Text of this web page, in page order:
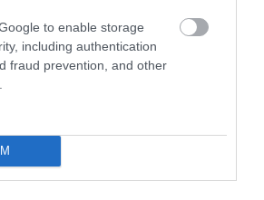
to enable storage
including authentication
fraud prevention, and other
επίπεδο ο κίνδυνος